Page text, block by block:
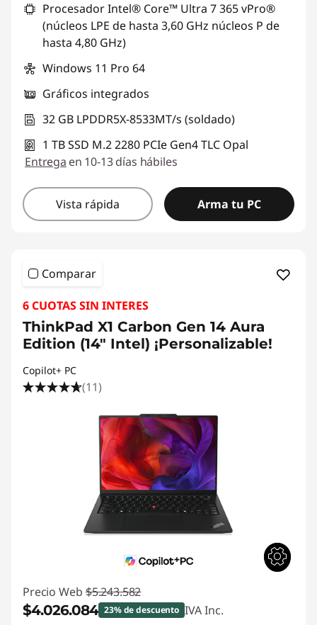
Procesador Intel® Core™ Ultra 7 365 vPro®
(núcleos LPE de hasta 3,60 GHz núcleos P de
hasta 4,80 GHz)
Windows 11 Pro 64
Gráficos integrados
32 GB LPDDR5X-8533MT/s (soldado)
1 TB SSD M.2 2280 PCIe Gen4 TLC Opal
Entrega en 10-13 días hábiles
Vista rápida Arma tu PC
Comparar
6 CUOTAS SIN INTERES
ThinkPad X1 Carbon Gen 14 Aura
Edition (14" Intel) ¡Personalizable!
Copilot+ PC
(11)
Precio Web $5.243.582
$4.026.084 23% de descuento IVA Inc.